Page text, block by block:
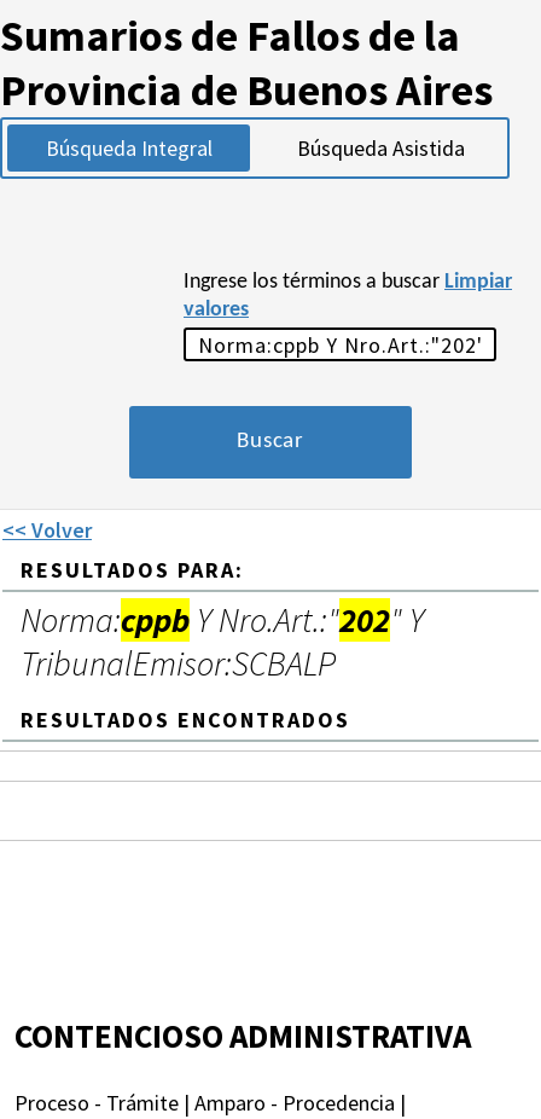
Sumarios de Fallos de la
Provincia de Buenos Aires
Búsqueda Integral Búsqueda Asistida
Ingrese los términos a buscar Limpiar
valores
<< Volver
RESULTADOS PARA:
Norma:cppb Y Nro.Art.:"202" Y
TribunalEmisor:SCBALP
RESULTADOS ENCONTRADOS
CONTENCIOSO ADMINISTRATIVA
Proceso - Trámite | Amparo - Procedencia |